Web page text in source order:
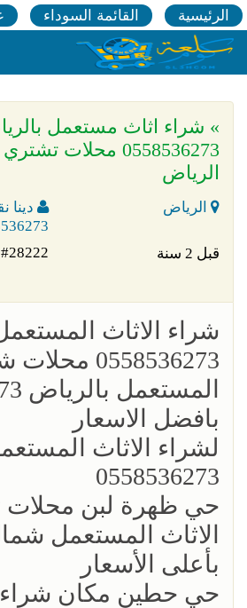
الرئيسية القائمة السوداء
» شراء اثاث مستعمل
0558536273 محلات
الرياض
الرياض
قبل 2 سنة
#28222
شراء الاثاث
0558536273
بافضل الاسعار
لشراء الاثاث
0558536273
حي ظهرة لبن محلات
الاثاث المستعمل
بأعلى الأسعار
حي حطين مكان شراء